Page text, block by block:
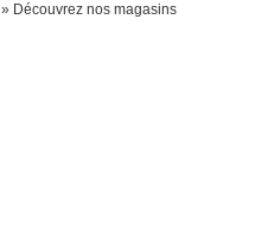
» Découvrez nos magasins